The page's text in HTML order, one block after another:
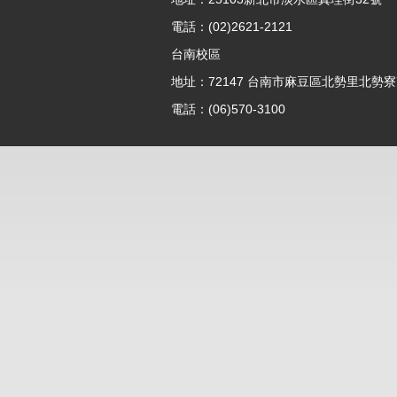
電話：(02)2621-2121
台南校區
地址：72147 台南市麻豆區北勢里北勢
電話：(06)570-3100